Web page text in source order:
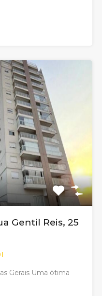
Gentil Reis, 25
Gerais Uma ótima